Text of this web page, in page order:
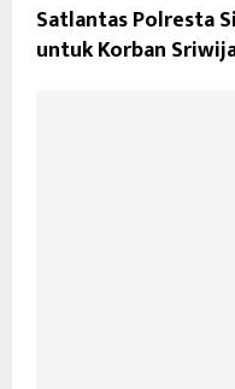
Satlantas Polresta
untuk Korban